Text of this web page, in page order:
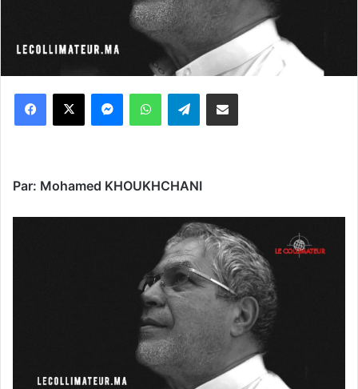
WhatsApp Telegram
Par: Mohamed KHOUKHCHANI